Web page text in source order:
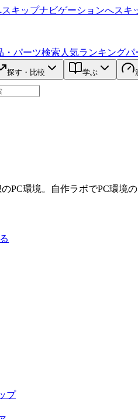
スキップナビゲーションへスキ
・パーツ検索 人気ランキングパ
探す・比較 学ぶ
PC環境。 自作ラボでPC環境
プ